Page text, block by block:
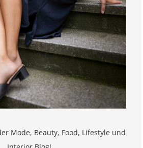
Mode, Beauty, Food, Lifestyle und